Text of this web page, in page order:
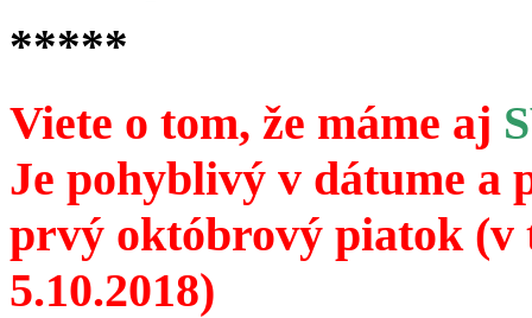
*****
Viete o tom, že máme aj
Je pohyblivý v dátume a
prvý októbrový piatok
5.10.2018)